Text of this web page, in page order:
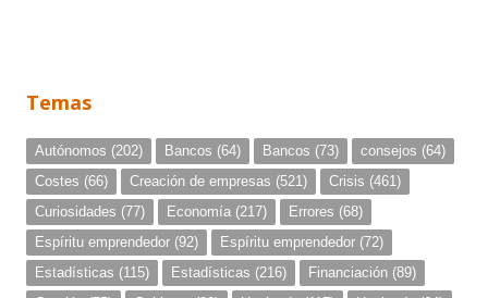
Temas
Autónomos (202) Bancos (64) Bancos (73) consejos (64)
Costes (66) Creación de empresas (521) Crisis (461)
Curiosidades (77) Economía (217) Errores (68)
Espíritu emprendedor (92) Espíritu emprendedor (72)
Estadísticas (115) Estadísticas (216) Financiación (89)